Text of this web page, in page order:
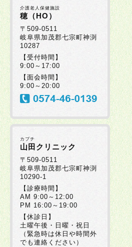
介護老人保健施設
穂（HO）
〒509-0511
岐阜県加茂郡七宗町神渕
10287
【受付時間】
9:00～17:00
【面会時間】
9:00～20:00
カブチ
山田クリニック
〒509-0511
岐阜県加茂郡七宗町神渕
10290-1
【診療時間】
AM 9:00～12:00
PM 16:00～19:00
【休診日】
土曜午後・日曜・祝日
（緊急時は休日や時間外
でも連絡ください）